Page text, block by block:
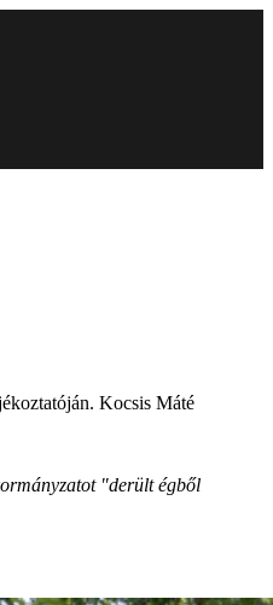
Kocsis Máté
"derült égből